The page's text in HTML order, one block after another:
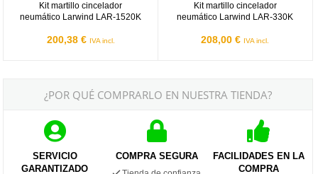
Kit martillo cincelador
neumático Larwind LAR-1520K
200,38 € IVA incl.
Kit martillo cincelador
neumático Larwind LAR-330K
208,00 € IVA incl.
¿POR QUÉ COMPRARLO EN NUESTRA TIENDA?
SERVICIO
GARANTIZADO
COMPRA SEGURA
FACILIDADES EN LA
COMPRA